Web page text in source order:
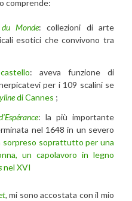
comprende:
Monde: collezioni di arte
esotici che convivono tra
: aveva funzione di
per i 109 scalini se
di Cannes ;
: la più importante
nel 1648 in un severo
sorpreso soprattutto per una
un capolavoro in legno
nel XVI
, mi sono accostata con il mio